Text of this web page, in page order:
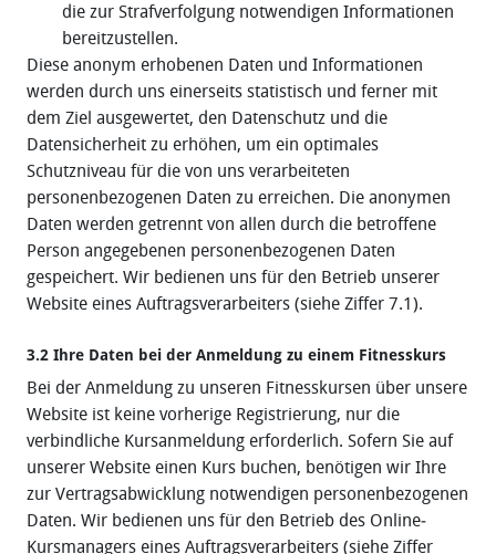
die zur Strafverfolgung notwendigen Informationen
bereitzustellen.
Diese anonym erhobenen Daten und Informationen
werden durch uns einerseits statistisch und ferner mit
dem Ziel ausgewertet, den Datenschutz und die
Datensicherheit zu erhöhen, um ein optimales
Schutzniveau für die von uns verarbeiteten
personenbezogenen Daten zu erreichen. Die anonymen
Daten werden getrennt von allen durch die betroffene
Person angegebenen personenbezogenen Daten
gespeichert. Wir bedienen uns für den Betrieb unserer
Website eines Auftragsverarbeiters (siehe Ziffer 7.1).
3.2 Ihre Daten bei der Anmeldung zu einem Fitnesskurs
Bei der Anmeldung zu unseren Fitnesskursen über unsere
Website ist keine vorherige Registrierung, nur die
verbindliche Kursanmeldung erforderlich. Sofern Sie auf
unserer Website einen Kurs buchen, benötigen wir Ihre
zur Vertragsabwicklung notwendigen personenbezogenen
Daten. Wir bedienen uns für den Betrieb des Online‐
Kursmanagers eines Auftragsverarbeiters (siehe Ziffer